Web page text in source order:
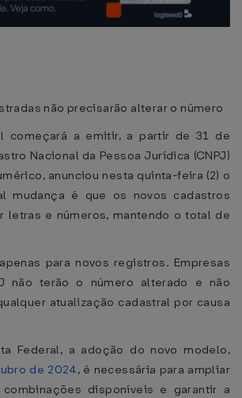
não precisarão alterar o número
começará a emitir, a partir de 31 de
Nacional da Pessoa Jurídica (CNPJ)
anunciou nesta quinta-feira (2) o
mudança é que os novos cadastros
letras e números, mantendo o total de
para novos registros. Empresas
não terão o número alterado e não
atualização cadastral por causa
Federal, a adoção do novo modelo,
de 2024, é necessária para ampliar
disponíveis e garantir a